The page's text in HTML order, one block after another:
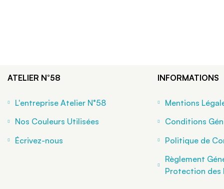
ATELIER N°58
L'entreprise Atelier N°58
Nos Couleurs Utilisées
Écrivez-nous
INFORMATIONS
Mentions
Conditions
Politique de
Règlement
Protection des